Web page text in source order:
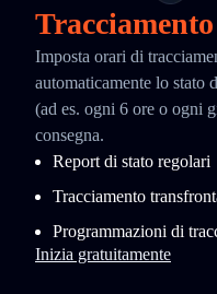
Imposta orari di
automaticamente lo stato
(ad es. ogni 6 ore o ogni
consegna.
Report di stato regolari
Tracciamento
Programmazioni di
Inizia gratuitamente